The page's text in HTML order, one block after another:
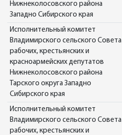
Нижнеколосовского района
Западно Сибирского края
Исполнительный комитет
Владимирского сельского Совета
рабочих, крестьянских и
красноармейских депутатов
Нижнеколосовского района
Тарского округа Западно
Сибирского края
Исполнительный комитет
Владимирского сельского Совета
рабочих, крестьянских и